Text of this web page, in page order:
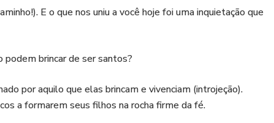
E o que nos uniu a você hoje foi uma inquietação que
podem brincar de ser santos?
por aquilo que elas brincam e vivenciam (introjeção).
a formarem seus filhos na rocha firme da fé.